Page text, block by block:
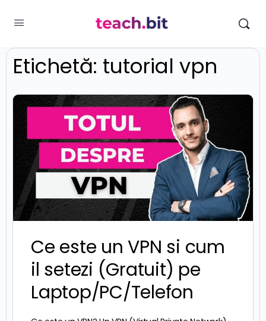
Etichetă: tutorial vpn
Ce este un VPN si cum
il setezi (Gratuit) pe
Laptop/PC/Telefon